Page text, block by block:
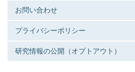
お問い合わせ
プライバシーポリシー
研究情報の公開（オプトアウト）